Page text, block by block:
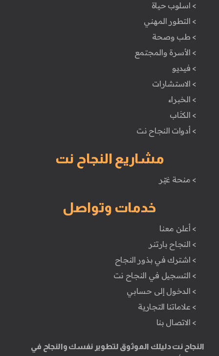
> اسلوب حياة
> التطور المهني
> طب وصحة
> الأسرة والمجتمع
> فيديو
> الاستشارات
> الخبراء
> الكتَاب
> أدوات النجاح نت
مشاريع النجاح نت
> منحة غيّر
خدمات وتواصل
> أعلن معنا
> النجاح بارتنر
> اشترك في بذور النجاح
> التسجيل في النجاح نت
> الدخول إلى حسابي
> علاماتنا التجارية
> الاتصال بنا
النجاح نت دليلك الموثوق لتطوير نفسك والنجاح في